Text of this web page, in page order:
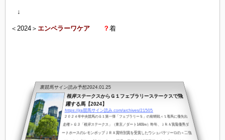
↓
＜2024＞ エンペラーワケア ？ 着
裏競馬サイン読み予想2024.01.25
根岸ステークスからＧ１フェブラリーステークスで飛
躍する馬【2024】
https://jra競馬サイン読み.com/archives/21505
２０２４年中央競馬のＧ１第一弾「フェブラリーＳ」の前哨戦＜１着馬に優先出
走権＞Ｇ３「根岸ステークス」（東京／ダート1400m）昨年、ＪＲＡ賞最優秀ダ
ートホースのレモンポップＪＲＡ賞特別賞を受賞したウシュバテソーロの＜二強